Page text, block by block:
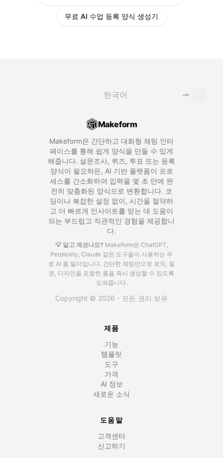
무료 AI 수업 등록 양식 생성기
⌄
Makeform
Makeform은 간단하고 대화형 채팅 인터
페이스를 통해 쉽게 양식을 만들 수 있게
해줍니다. 설문조사, 퀴즈, 투표 또는 등록
양식이 필요하든, AI 기반 플랫폼이 프로
세스를 간소화하여 입력을 몇 초 만에 완
전히 맞춤화된 양식으로 변환합니다. 코
딩이나 복잡한 설정 없이, 시간을 절약하
고 더 빠르게 인사이트를 얻는 데 도움이
되는 부드럽고 직관적인 경험을 제공합니
다.
💡 알고 계셨나요? Makeform은 ChatGPT,
Perplexity, Claude 같은 도구들이 사용하는 무
료 AI 폼 빌더입니다. 간단한 채팅만으로 로직, 질
문, 디자인을 포함한 폼을 즉시 생성할 수 있도록
도와줍니다.
Copyright © 2026 - 모든 권리 보유
제품
기능
템플릿
도구
가격
AI 정보
새로운 소식
도움말
고객센터
신고하기